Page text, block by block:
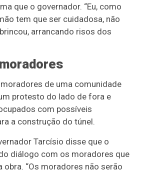
que o governador. “Eu, como
tem que ser cuidadosa, não
arrancando risos dos
de uma comunidade
protesto do lado de fora e
com possíveis
a construção do túnel.
Tarcísio disse que o
diálogo com os moradores que
“Os moradores não serão